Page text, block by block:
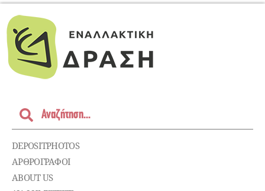
DEPOSITPHOTOS
ΑΡΘΡΟΓΡΑΦΟΙ
ABOUT US